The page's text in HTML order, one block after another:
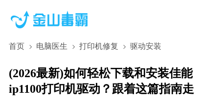
首页 电脑医生 打印机修复 驱动安装
(2026最新)如何轻松下载和安装佳能
ip1100打印机驱动？跟着这篇指南走